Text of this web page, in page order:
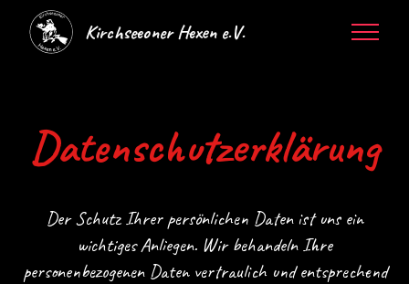
Kirchseeoner Hexen e.V.
Datenschutzerklärung
Der Schutz Ihrer persönlichen Daten ist uns ein
wichtiges Anliegen. Wir behandeln Ihre
personenbezogenen Daten vertraulich und entsprechend